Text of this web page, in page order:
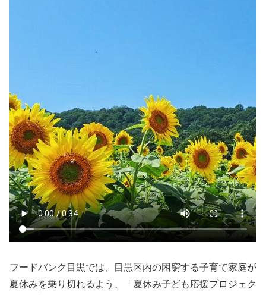
フードバンク目黒では、目黒区内の困窮する子育て家庭が
夏休みを乗り切れるよう、「夏休み子ども応援プロジェク